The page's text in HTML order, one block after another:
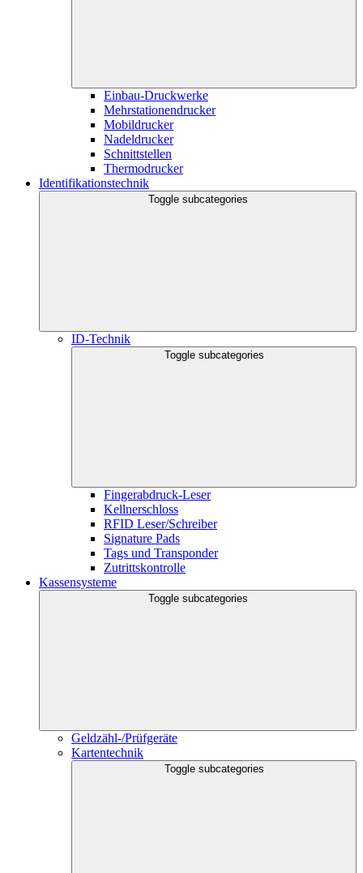
Einbau-Druckwerke
Mehrstationendrucker
Mobildrucker
Nadeldrucker
Schnittstellen
Thermodrucker
Identifikationstechnik
Toggle subcategories
ID-Technik
Toggle subcategories
Fingerabdruck-Leser
Kellnerschloss
RFID Leser/Schreiber
Signature Pads
Tags und Transponder
Zutrittskontrolle
Kassensysteme
Toggle subcategories
Geldzähl-/Prüfgeräte
Kartentechnik
Toggle subcategories